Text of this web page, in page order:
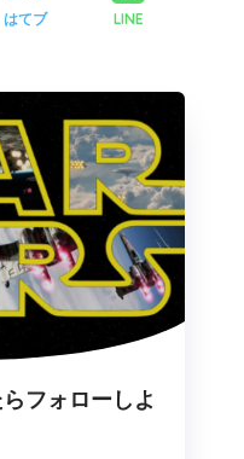
はてブ LINE
フォローしよ